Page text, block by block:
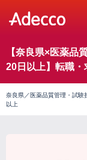
【奈良県×医薬品
20日以上】転職・
奈良県／医薬品質管理・試験
以上